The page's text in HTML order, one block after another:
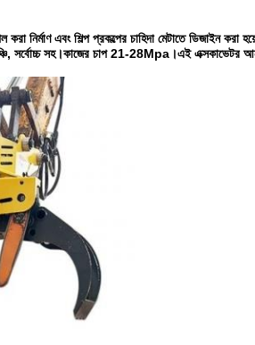
নির্মাণ এবং শিল্প প্রকল্পের চাহিদা মেটাতে ডিজাইন
সহ।কাজের চাপ 21-28Mpa।এই এক্সকাভেটর